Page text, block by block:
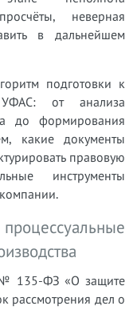
неверная
в дальнейшем
подготовки к
от анализа
до формирования
какие документы
правовую
инструменты
№ 135-ФЗ «О защите
рассмотрения дел о